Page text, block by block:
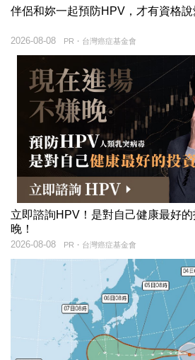
伴侶和妳一起預防HPV，才有資格說
PR・台灣癌症基金會
2026-08-08
立即諮詢HPV！是對自己健康最好
晚！
PR・台灣癌症基金會
2026-08-08